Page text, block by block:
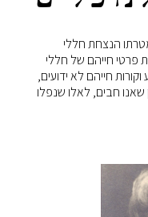
הנצחת חללי
פרטי חייהם של חללי
חייהם לא ידועים,
שאנו חבים, לאלו שנפלו